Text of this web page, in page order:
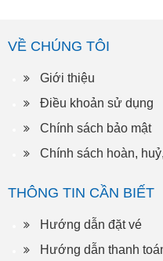
VỀ CHÚNG TÔI
Giới thiệu
Điều khoản sử dụng
Chính sách bảo mật
Chính sách hoàn,
THÔNG TIN CẦN BIẾT
Hướng dẫn đặt vé
Hướng dẫn thanh